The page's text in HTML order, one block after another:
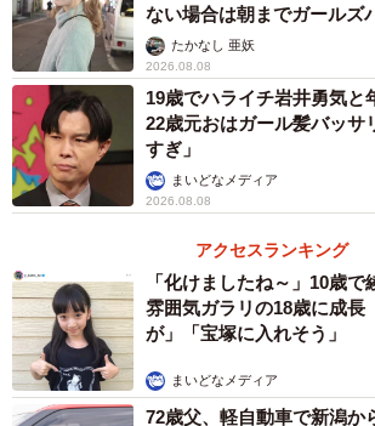
ない場合は朝までガールズ
ストに取材】
たかなし 亜妖
2026.08.08
19歳でハライチ岩井勇気と
22歳元おはガール髪バッサ
すぎ」
まいどなメディア
2026.08.08
アクセスランキング
「化けましたね～」10歳
雰囲気ガラリの18歳に成
が」「宝塚に入れそう」
まいどなメディア
72歳父、軽自動車で新潟